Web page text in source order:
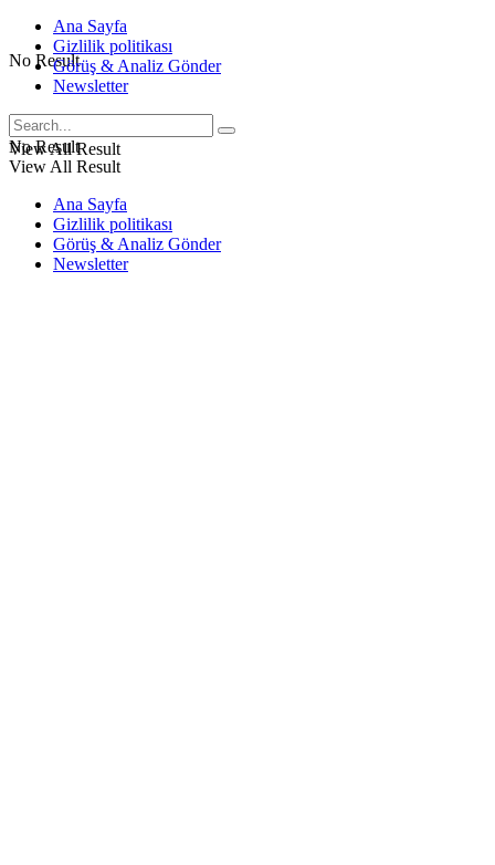
No Result
View All Result
Ana Sayfa
Gizlilik politikası
Görüş & Analiz Gönder
Newsletter
No Result
View All Result
Ana Sayfa
Gizlilik politikası
Görüş & Analiz Gönder
Newsletter